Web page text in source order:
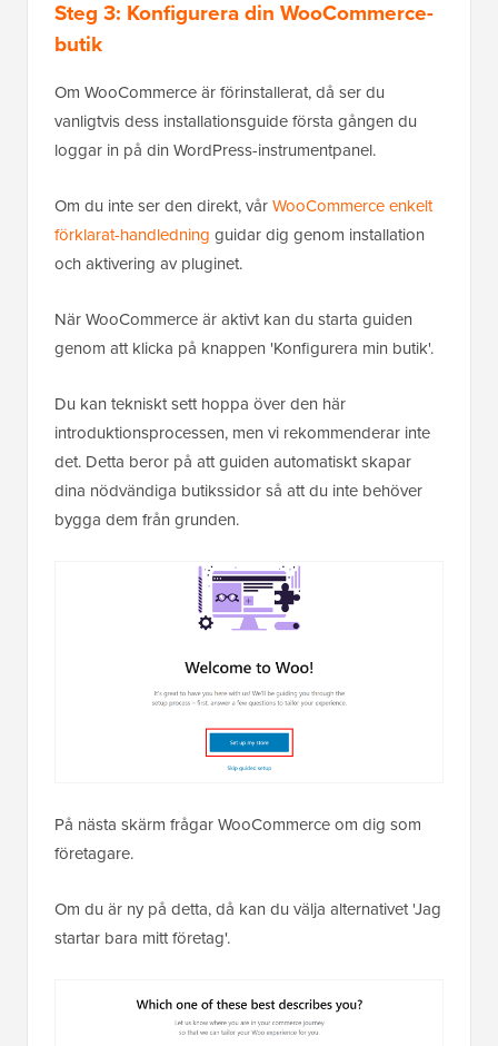
Steg 3: Konfigurera din WooCommerce-
butik
Om WooCommerce är förinstallerat, då ser du
vanligtvis dess installationsguide första gången du
loggar in på din WordPress-instrumentpanel.
Om du inte ser den direkt, vårWooCommerce enkelt
förklarat-handledning guidar dig genom installation
och aktivering av pluginet.
När WooCommerce är aktivt kan du starta guiden
genom att klicka på knappen 'Konfigurera min butik'.
Du kan tekniskt sett hoppa över den här
introduktionsprocessen, men vi rekommenderar inte
det. Detta beror på att guiden automatiskt skapar
dina nödvändiga butikssidor så att du inte behöver
bygga dem från grunden.
På nästa skärm frågar WooCommerce om dig som
företagare.
Om du är ny på detta, då kan du välja alternativet 'Jag
startar bara mitt företag'.